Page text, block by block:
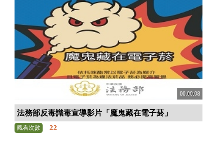
00:00:08
法務部反毒識毒宣導影片「魔鬼藏在電子菸」
觀看次數 22